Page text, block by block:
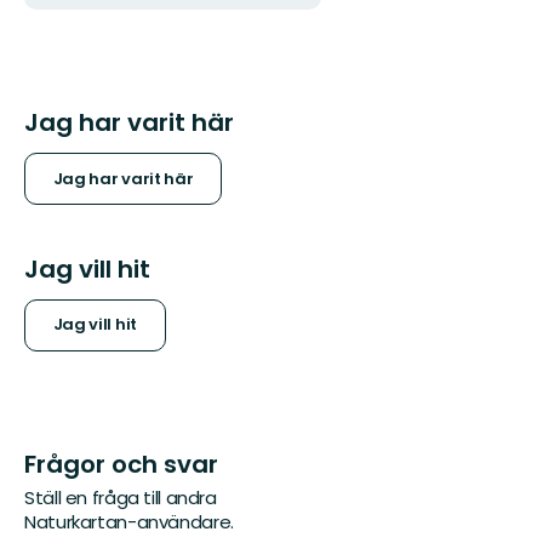
Jag har varit här
Jag har varit här
Jag vill hit
Jag vill hit
Frågor och svar
Ställ en fråga till andra
Naturkartan-användare.